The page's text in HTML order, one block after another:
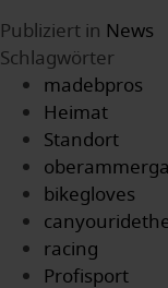
Publiziert in News
Schlagwörter
madebpros
Heimat
Standort
bikegloves
racing
Profisport